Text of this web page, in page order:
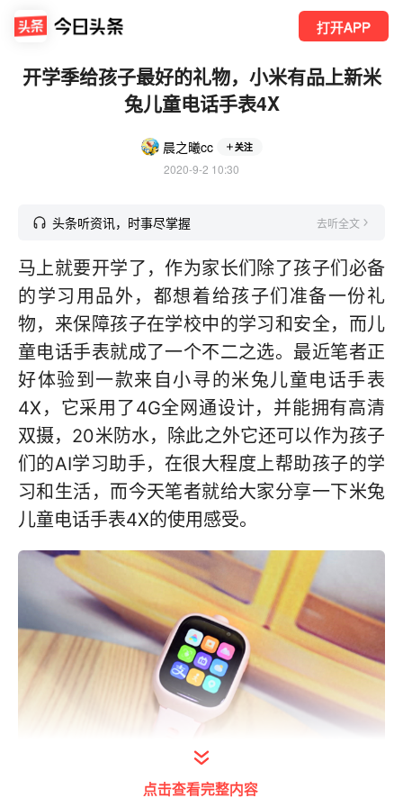
打开APP
开学季给孩子最好的礼物，小米有品上新米
兔儿童电话手表4X
晨之曦cc 关注
2020-9-2 10:30
头条听资讯，时事尽掌握 去听全文
马上就要开学了，作为家长们除了孩子们必备
的学习用品外，都想着给孩子们准备一份礼
物，来保障孩子在学校中的学习和安全，而儿
童电话手表就成了一个不二之选。最近笔者正
好体验到一款来自小寻的米兔儿童电话手表
4X，它采用了4G全网通设计，并能拥有高清
双摄，20米防水，除此之外它还可以作为孩子
们的AI学习助手，在很大程度上帮助孩子的学
习和生活，而今天笔者就给大家分享一下米兔
儿童电话手表4X的使用感受。
点击查看完整内容